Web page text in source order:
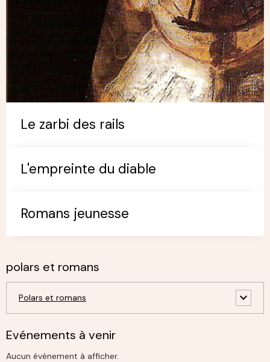
Le zarbi des rails
L'empreinte du diable
Romans jeunesse
polars et romans
Polars et romans
Evénements à venir
Aucun évènement à afficher.